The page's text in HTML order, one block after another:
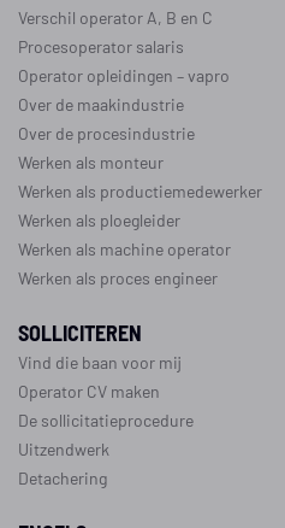
Verschil operator A, B en C
Procesoperator salaris
Operator opleidingen –vapro
Over de maakindustrie
Over de procesindustrie
Werken als monteur
Werken als productiemedewerker
Werken als ploegleider
Werken als machine operator
Werken als proces engineer
SOLLICITEREN
Vind die baan voor mij
Operator CV maken
De sollicitatieprocedure
Uitzendwerk
Detachering